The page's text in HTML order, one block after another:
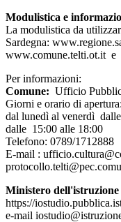
Modulistica e
La modulistica da
Sardegna:
www.comune.telti.ot.it e
Per informazioni:
Comune: Ufficio
Giorni e orario di apertura:
dal lunedì al venerdì
dalle 15:00 alle 18:00
Telefono: 0789/1712888
E-mail :
Ministero dell'istruzione
https://
e-mail